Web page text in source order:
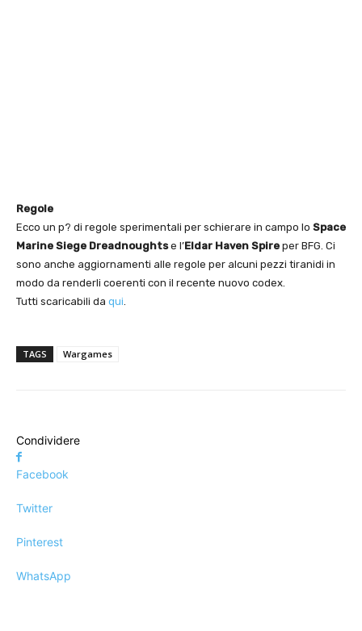
Regole
Ecco un p? di regole sperimentali per schierare in campo lo Space
Marine Siege Dreadnoughtse l’Eldar Haven Spire per BFG. Ci
sono anche aggiornamenti alle regole per alcuni pezzi tiranidi in
modo da renderli coerenti con il recente nuovo codex.
Tutti scaricabili da qui.
TAGS Wargames
Condividere
Facebook
Twitter
Pinterest
WhatsApp